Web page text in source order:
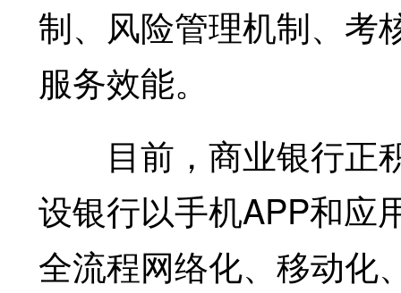
制、风险管理机制、考
服务效能。
目前，商业银行正
设银行以手机APP和应
全流程网络化、移动化